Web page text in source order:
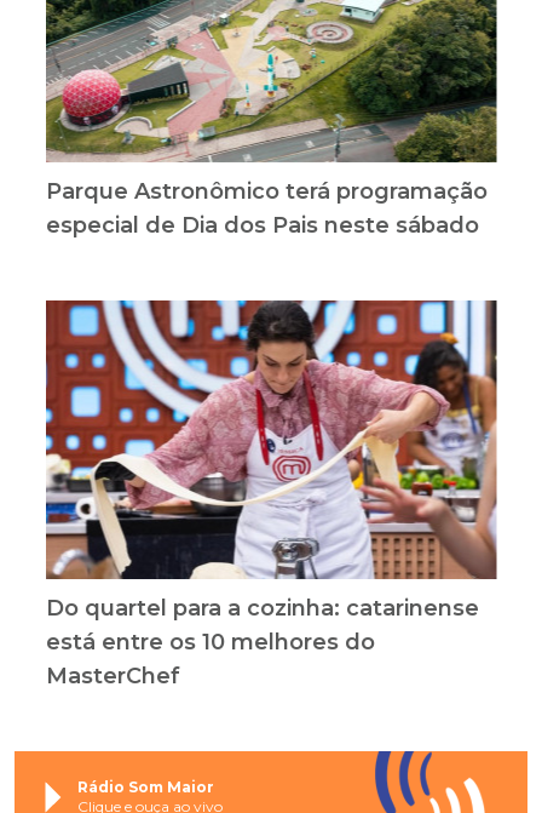
Parque Astronômico terá programação
especial de Dia dos Pais neste sábado
Do quartel para a cozinha: catarinense
está entre os 10 melhores do
MasterChef
Rádio Som Maior
Clique e ouça ao vivo